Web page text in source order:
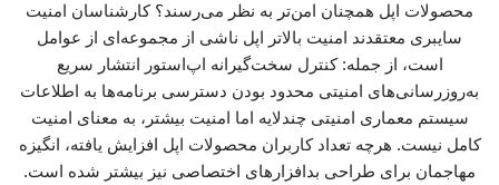
محصولات اپل همچنان امن‌تر به نظر می‌رسند؟ کارشناسان امنیت
سایبری معتقدند امنیت بالاتر اپل ناشی از مجموعه‌ای از عوامل
است، از جمله: کنترل سخت‌گیرانه اپ‌استور انتشار سریع
به‌روزرسانی‌های امنیتی محدود بودن دسترسی برنامه‌ها به اطلاعات
سیستم معماری امنیتی چندلایه اما امنیت بیشتر، به معنای امنیت
کامل نیست. هرچه تعداد کاربران محصولات اپل افزایش یافته، انگیزه
مهاجمان برای طراحی بدافزارهای اختصاصی نیز بیشتر شده است.